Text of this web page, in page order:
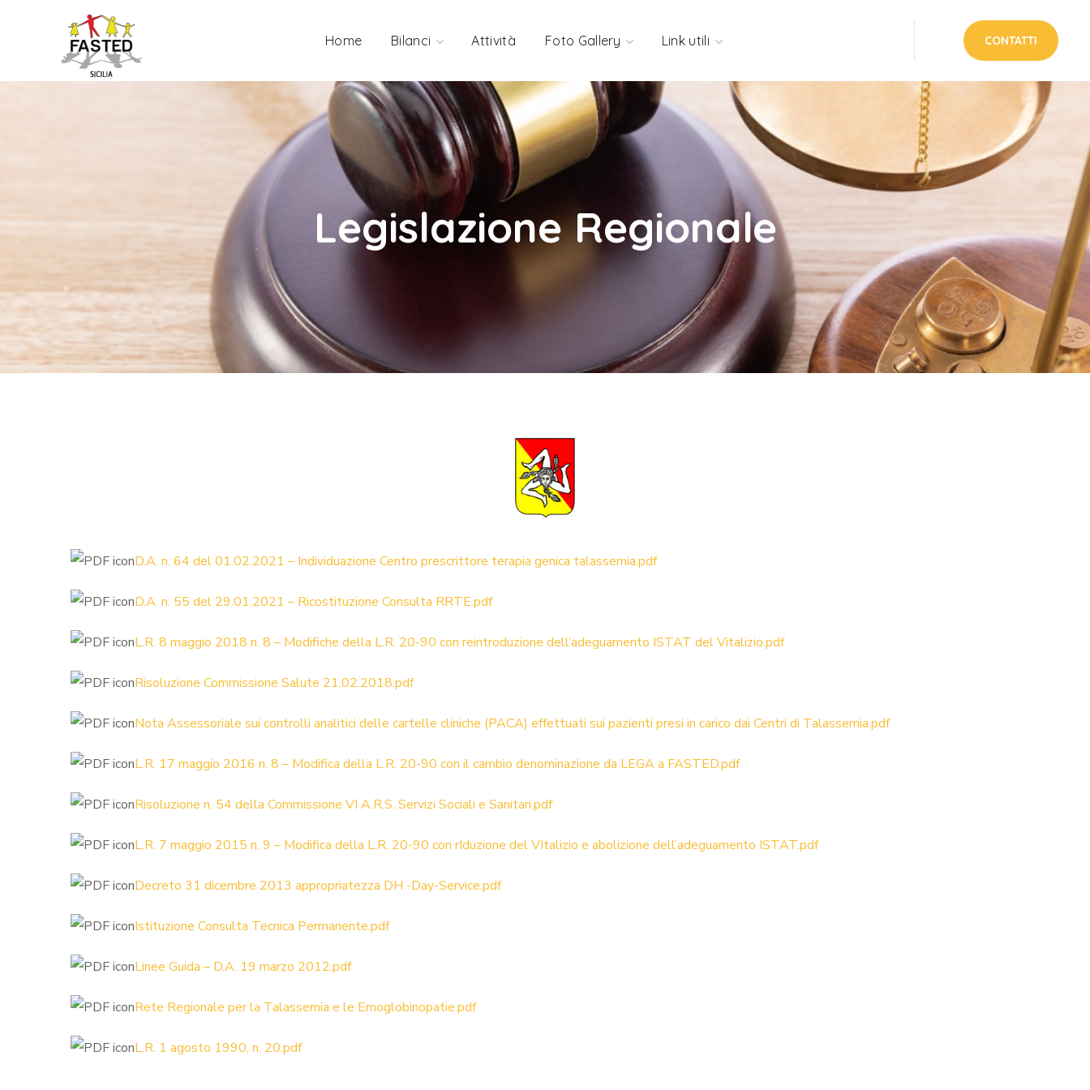
Home Bilanci Attività Foto Gallery Link utili CONTATTI
Legislazione Regionale
D.A. n. 64 del 01.02.2021 – Individuazione Centro prescrittore terapia genica talassemia.pdf
D.A. n. 55 del 29.01.2021 – Ricostituzione Consulta RRTE.pdf
L.R. 8 maggio 2018 n. 8 – Modifiche della L.R. 20-90 con reintroduzione dell’adeguamento ISTAT del Vitalizio.pdf
Risoluzione Commissione Salute 21.02.2018.pdf
Nota Assessoriale sui controlli analitici delle cartelle cliniche (PACA) effettuati sui pazienti presi in carico dai Centri di Talassemia.pdf
L.R. 17 maggio 2016 n. 8 – Modifica della L.R. 20-90 con il cambio denominazione da LEGA a FASTED.pdf
Risoluzione n. 54 della Commissione VI A.R.S. Servizi Sociali e Sanitari.pdf
L.R. 7 maggio 2015 n. 9 – Modifica della L.R. 20-90 con rIduzione del VItalizio e abolizione dell’adeguamento ISTAT.pdf
Decreto 31 dicembre 2013 appropriatezza DH -Day-Service.pdf
Istituzione Consulta Tecnica Permanente.pdf
Linee Guida – D.A. 19 marzo 2012.pdf
Rete Regionale per la Talassemia e le Emoglobinopatie.pdf
L.R. 1 agosto 1990, n. 20.pdf